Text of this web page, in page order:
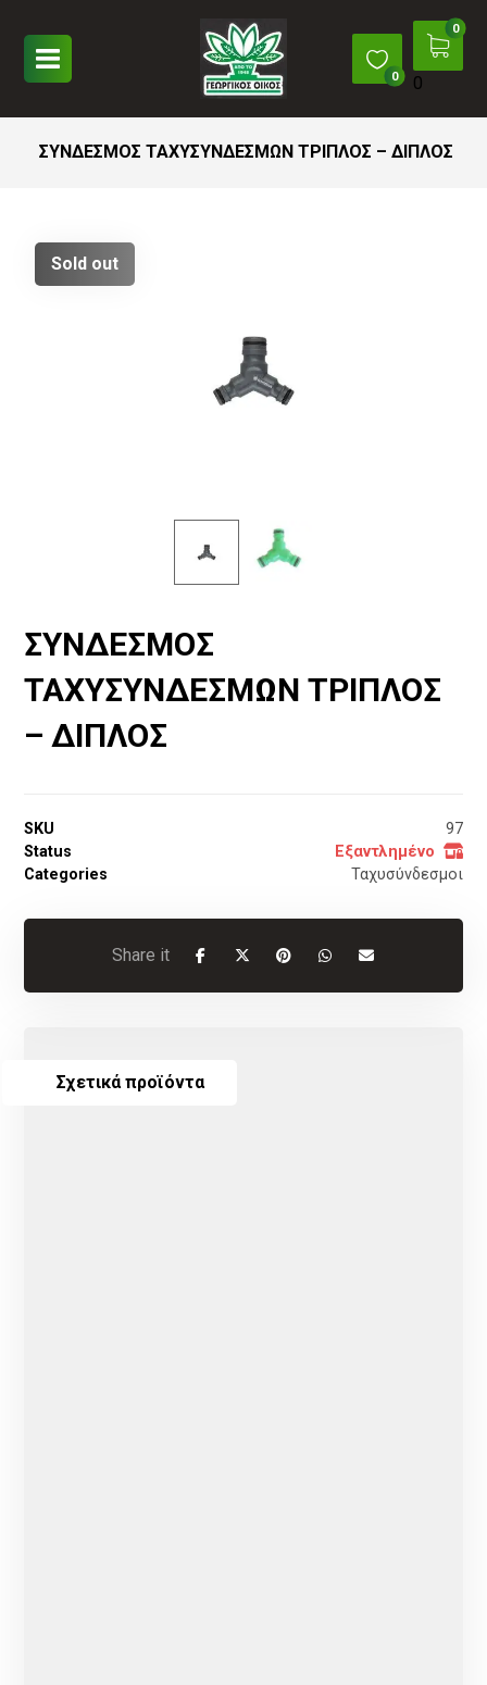
0
ΣΥΝΔΕΣΜΟΣ ΤΑΧΥΣΥΝΔΕΣΜΩΝ ΤΡΙΠΛΟΣ – ΔΙΠΛΟΣ
Sold out
ΣΥΝΔΕΣΜΟΣ
ΤΑΧΥΣΥΝΔΕΣΜΩΝ ΤΡΙΠΛΟΣ
– ΔΙΠΛΟΣ
SKU
97
Status
Εξαντλημένο
Categories
Ταχυσύνδεσμοι
Σχετικά προϊόντα